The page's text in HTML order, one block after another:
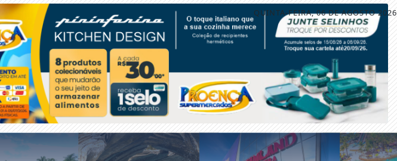
QUINTA-FEIRA, 06 DE AGOSTO 2026